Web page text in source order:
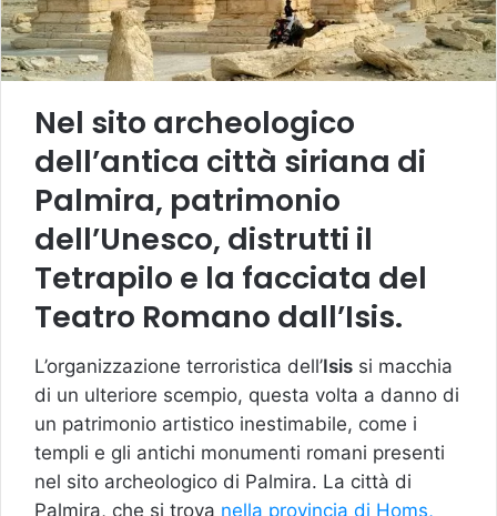
Nel sito archeologico
dell’antica città siriana di
Palmira, patrimonio
dell’Unesco, distrutti il
Tetrapilo e la facciata del
Teatro Romano dall’Isis.
L’organizzazione terroristica dell’Isis si macchia
di un ulteriore scempio, questa volta a danno di
un patrimonio artistico inestimabile, come i
templi e gli antichi monumenti romani presenti
nel sito archeologico di Palmira. La città di
Palmira, che si trova nella provincia di Homs,